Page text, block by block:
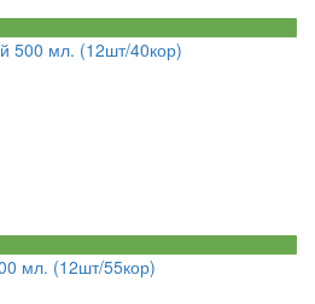
500 мл. (12шт/40кор)
мл. (12шт/55кор)